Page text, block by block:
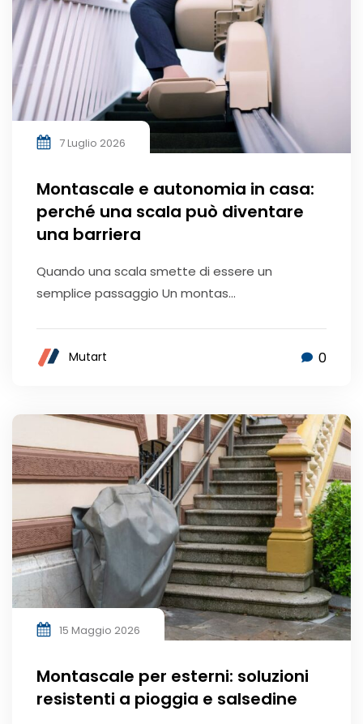
7 Luglio 2026
Montascale e autonomia in casa:
perché una scala può diventare
una barriera
Quando una scala smette di essere un
semplice passaggio Un montas...
Mutart 0
15 Maggio 2026
Montascale per esterni: soluzioni
resistenti a pioggia e salsedine